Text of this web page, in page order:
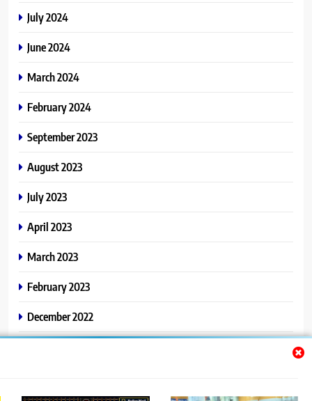
July 2024
June 2024
March 2024
February 2024
September 2023
August 2023
July 2023
April 2023
March 2023
February 2023
December 2022